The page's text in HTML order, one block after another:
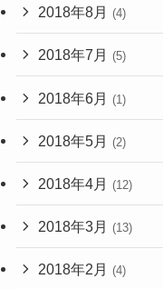
2018年8月 (4)
2018年7月 (5)
2018年6月 (1)
2018年5月 (2)
2018年4月 (12)
2018年3月 (13)
2018年2月 (4)